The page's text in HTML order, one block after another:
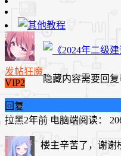
发帖狂魔
VIP2
隐藏内容需要回
回复
拉黑2年前 电脑端阅读：
楼主辛苦了，谢谢